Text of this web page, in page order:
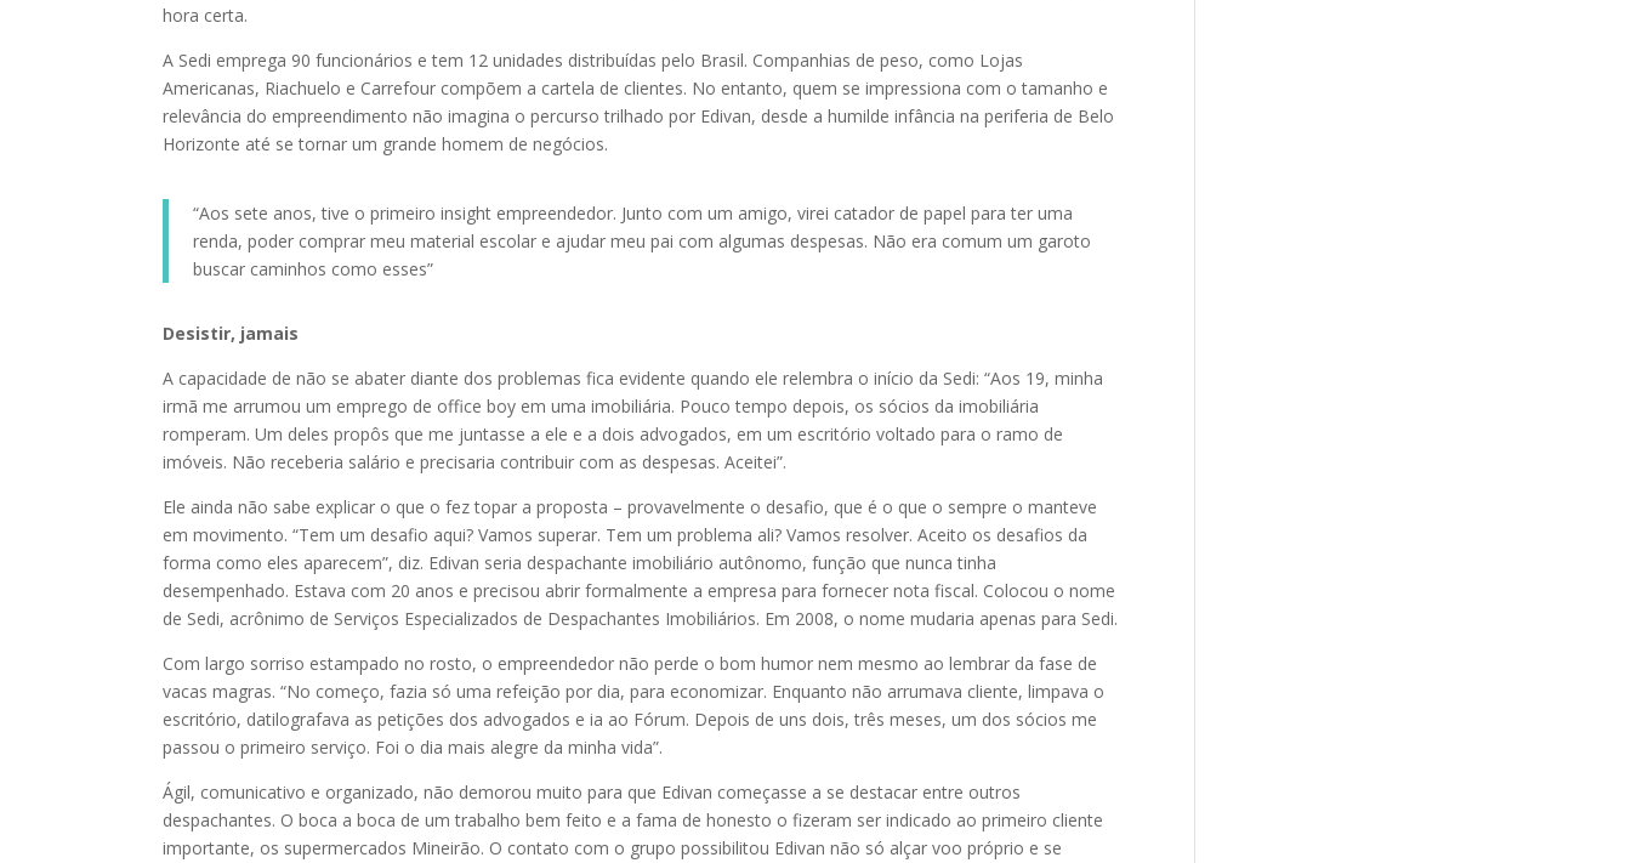
hora certa.
A Sedi emprega 90 funcionários e tem 12 unidades distribuídas pelo Brasil. Companhias de peso, como Lojas
Americanas, Riachuelo e Carrefour compõem a cartela de clientes. No entanto, quem se impressiona com o tamanho e
relevância do empreendimento não imagina o percurso trilhado por Edivan, desde a humilde infância na periferia de Belo
Horizonte até se tornar um grande homem de negócios.
“Aos sete anos, tive o primeiro insight empreendedor. Junto com um amigo, virei catador de papel para ter uma
renda, poder comprar meu material escolar e ajudar meu pai com algumas despesas. Não era comum um garoto
buscar caminhos como esses”
Desistir, jamais
A capacidade de não se abater diante dos problemas fica evidente quando ele relembra o início da Sedi: “Aos 19, minha
irmã me arrumou um emprego de office boy em uma imobiliária. Pouco tempo depois, os sócios da imobiliária
romperam. Um deles propôs que me juntasse a ele e a dois advogados, em um escritório voltado para o ramo de
imóveis. Não receberia salário e precisaria contribuir com as despesas. Aceitei”.
Ele ainda não sabe explicar o que o fez topar a proposta – provavelmente o desafio, que é o que o sempre o manteve
em movimento. “Tem um desafio aqui? Vamos superar. Tem um problema ali? Vamos resolver. Aceito os desafios da
forma como eles aparecem”, diz. Edivan seria despachante imobiliário autônomo, função que nunca tinha
desempenhado. Estava com 20 anos e precisou abrir formalmente a empresa para fornecer nota fiscal. Colocou o nome
de Sedi, acrônimo de Serviços Especializados de Despachantes Imobiliários. Em 2008, o nome mudaria apenas para Sedi.
Com largo sorriso estampado no rosto, o empreendedor não perde o bom humor nem mesmo ao lembrar da fase de
vacas magras. “No começo, fazia só uma refeição por dia, para economizar. Enquanto não arrumava cliente, limpava o
escritório, datilografava as petições dos advogados e ia ao Fórum. Depois de uns dois, três meses, um dos sócios me
passou o primeiro serviço. Foi o dia mais alegre da minha vida”.
Ágil, comunicativo e organizado, não demorou muito para que Edivan começasse a se destacar entre outros
despachantes. O boca a boca de um trabalho bem feito e a fama de honesto o fizeram ser indicado ao primeiro cliente
importante, os supermercados Mineirão. O contato com o grupo possibilitou Edivan não só alçar voo próprio e se